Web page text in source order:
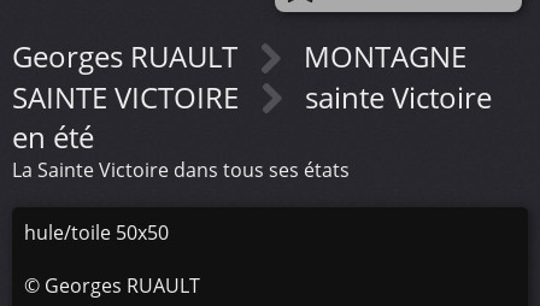
Georges RUAULT
MONTAGNE
SAINTE VICTOIRE
sainte Victoire
en été
La Sainte Victoire dans tous ses états
hule/toile 50x50
© Georges RUAULT